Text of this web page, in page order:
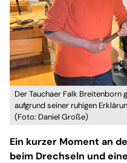
Der Tauchaer Falk
aufgrund seiner ruhigen
(Foto: Daniel Große)
Ein kurzer Moment an
beim Drechseln und